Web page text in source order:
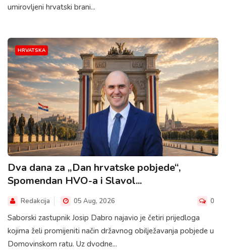
umirovljeni hrvatski brani...
HRVATSKA
Dva dana za „Dan hrvatske pobjede“,
Spomendan HVO-a i Slavol...
Redakcija 05 Aug, 2026 0
Saborski zastupnik Josip Dabro najavio je četiri prijedloga
kojima želi promijeniti način državnog obilježavanja pobjede u
Domovinskom ratu. Uz dvodne...